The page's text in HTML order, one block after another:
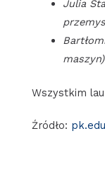
Julia
maszyn)
Wszystkim
Źródło: